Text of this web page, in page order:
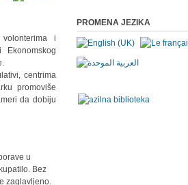
i
centrima
promoviše
da dobiju
u
Bez
zaglavljeno.
PROMENA JEZIKA